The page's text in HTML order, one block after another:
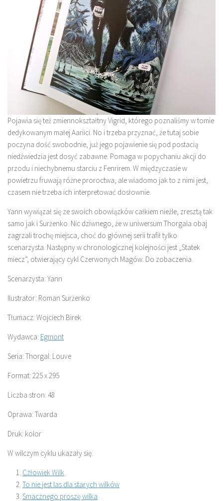
Pojawia się też zmiennokształtny Vigrid, którego poznaliśmy w tomie
dedykowanym małej Aariici. No i trzeba przyznać, że tutaj sobie
poczyna dość swobodnie, już jego pojawienie się pod postacią
niedźwiedzia jest dosyć zabawne. Pomaga w popychaniu akcji do
przodu i niechybnemu starciu z Fenrirem. W międzyczasie w
powietrzu fruwają różne proroctwa, ale wiadomo jak to z nimi jest,
czasem nie trzeba ich interpretować dosłownie.
Yann wywiązał się ze swoich obowiązków całkiem nieźle, zresztą tak
samo jak i Surżenko. Nic dziwnego, że w uniwersum Thorgala obaj
zagrzali trochę miejsca, choć do głównej serii trafił tylko
scenarzysta. Następny w chronologicznej kolejności jest „Statek
miecz”, otwierający cykl Czerwonych Magów. Do zobaczenia.
Scenarzysta: Yann
Ilustrator: Roman Surżenko
Tłumacz: Wojciech Birek
Wydawca: Egmont
Seria: Thorgal: Louve
Format: 225 x 295
Liczba stron: 48
Oprawa: Twarda
Druk: kolor
W wilczym cyklu ukazały się:
Człowiek Wilk
To nie jest las dla starych wilków
Smacznego proszę wilka